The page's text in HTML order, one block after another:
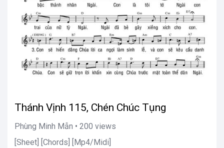
Thánh Vịnh 115, Chén Chúc Tụng
Phùng Minh Mẫn • 200 views
[Sheet] [Chords] [Mp4/Midi]